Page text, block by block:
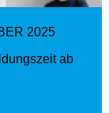
2025
ab